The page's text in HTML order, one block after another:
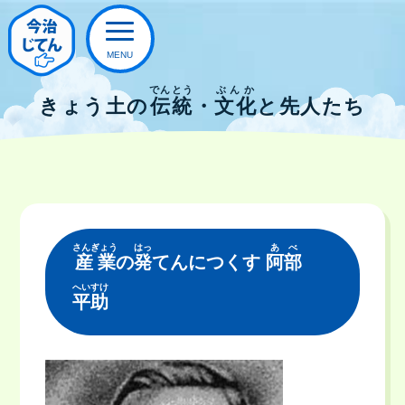
きょう土の伝統
でんとう
・文化
ぶんか
と先人たち
産業
さんぎょう
の発
はっ
てんにつくす 阿部
あべ
平助
へいすけ